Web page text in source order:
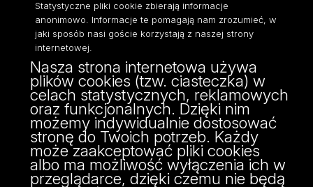
Dostępność
ul. Tamka 12,
91-403 Łódź
tel: 42/635 57 44, 42/635 57 43
fax: 42/635 57 44
Statystyczne pliki cookie zbierają informacje
anonimowo. Informacje te pomagają nam zrozumieć, w
jaki sposób nasi goście korzystają z naszej strony
internetowej.
Nasza strona internetowa używa
plików cookies (tzw. ciasteczka) w
celach statystycznych, reklamowych
oraz funkcjonalnych. Dzięki nim
możemy indywidualnie dostosować
stronę do Twoich potrzeb. Każdy
może zaakceptować pliki cookies
albo ma możliwość wyłączenia ich w
przeglądarce, dzięki czemu nie będą